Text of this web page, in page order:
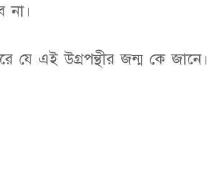
না।
যে এই উগ্রপন্থীর জন্ম কে জানে।